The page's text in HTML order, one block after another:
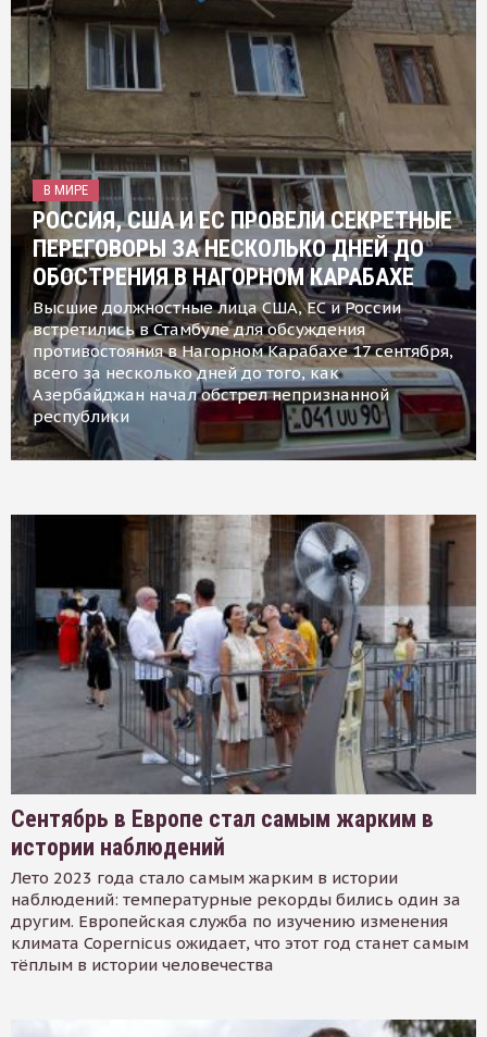
В МИРЕ
РОССИЯ, США И ЕС ПРОВЕЛИ СЕКРЕТНЫЕ
ПЕРЕГОВОРЫ ЗА НЕСКОЛЬКО ДНЕЙ ДО
ОБОСТРЕНИЯ В НАГОРНОМ КАРАБАХЕ
Высшие должностные лица США, ЕС и России
встретились в Стамбуле для обсуждения
противостояния в Нагорном Карабахе 17 сентября,
всего за несколько дней до того, как
Азербайджан начал обстрел непризнанной
республики
Сентябрь в Европе стал самым жарким в
истории наблюдений
Лето 2023 года стало самым жарким в истории
наблюдений: температурные рекорды бились один за
другим. Европейская служба по изучению изменения
климата Copernicus ожидает, что этот год станет самым
тёплым в истории человечества